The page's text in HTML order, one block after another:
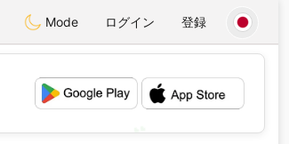
Mode ログイン 登録